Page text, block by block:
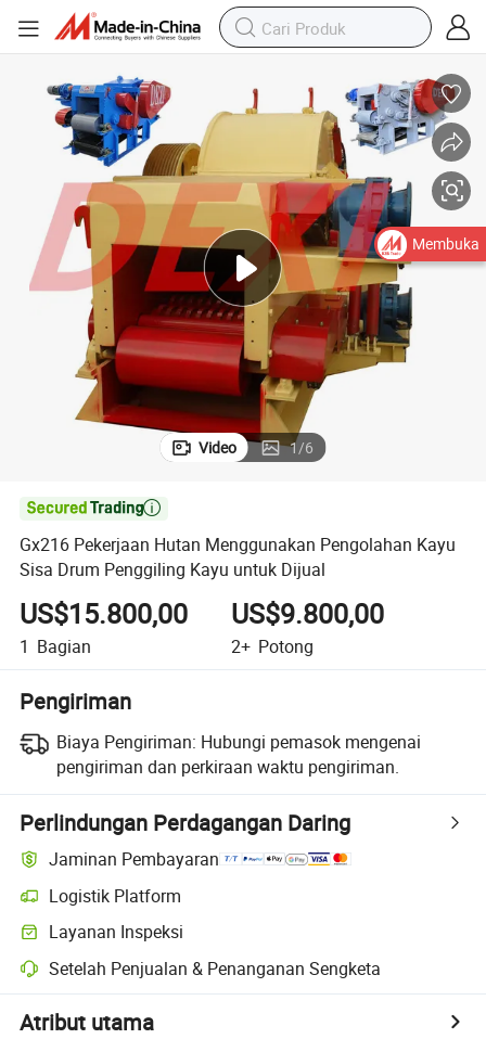
Video 1/6

Gx216 Pekerjaan Hutan Menggunakan Pengolahan Kayu
Sisa Drum Penggiling Kayu untuk Dijual
US$15.800,00
1 Bagian
US$9.800,00
2+ Potong
Pengiriman
Biaya Pengiriman: Hubungi pemasok mengenai
pengiriman dan perkiraan waktu pengiriman.
Perlindungan Perdagangan Daring
Jaminan Pembayaran
Logistik Platform
Layanan Inspeksi
Setelah Penjualan & Penanganan Sengketa
Atribut utama
Membuka